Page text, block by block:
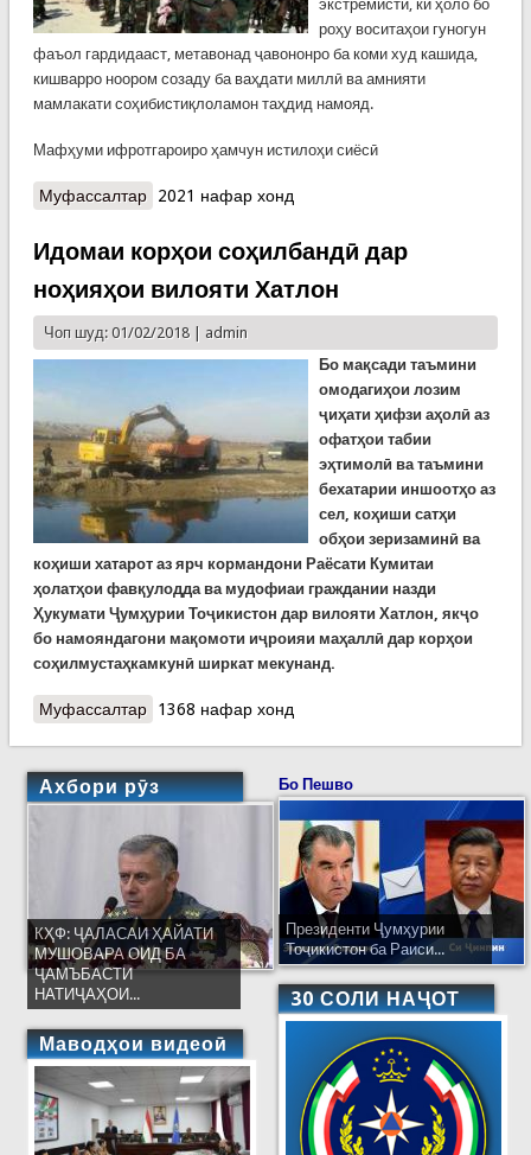
экстремистӣ, ки ҳоло бо
роҳу воситаҳои гуногун
фаъол гардидааст, метавонад ҷавононро ба коми худ кашида,
кишварро ноором созаду ба ваҳдати миллӣ ва амнияти
мамлакати соҳибистиқлоламон таҳдид намояд.
Мафҳуми ифротгароиро ҳамчун истилоҳи сиёсӣ
Муфассалтаро Ифротгароӣ-вабои аср
2021 нафар хонд
Идомаи корҳои соҳилбандӣ дар
ноҳияҳои вилояти Хатлон
Чоп шуд: 01/02/2018 | admin
Бо мақсади таъмини
омодагиҳои лозим
ҷиҳати ҳифзи аҳолӣ аз
офатҳои табии
эҳтимолӣ ва таъмини
бехатарии иншоотҳо аз
сел, коҳиши сатҳи
обҳои зеризаминӣ ва
коҳиши хатарот аз ярч кормандони Раёсати Кумитаи
ҳолатҳои фавқулодда ва мудофиаи граждании назди
Ҳукумати Ҷумҳурии Тоҷикистон дар вилояти Хатлон, якҷо
бо намояндагони мақомоти иҷроияи маҳаллӣ дар корҳои
соҳилмустаҳкамкунӣ ширкат мекунанд.
Муфассалтаро Идомаи корҳои соҳилбандӣ дар ноҳияҳои
1368 нафар хонд
Ахбори рӯз
КҲФ: ҶАЛАСАИ ҲАЙАТИ
МУШОВАРА ОИД БА
ҶАМЪБАСТИ
НАТИҶАҲОИ...
Маводҳои видеоӣ
Бо Пешво
Президенти Ҷумҳурии
Тоҷикистон ба Раиси...
30 СОЛИ НАҶОТ